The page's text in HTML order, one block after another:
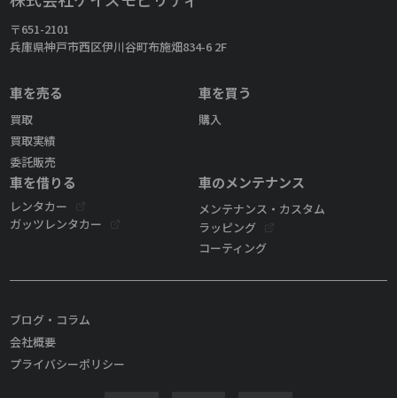
〒651-2101
兵庫県神戸市西区伊川谷町布施畑834-6 2F
車を売る
買取
買取実績
委託販売
車を買う
購入
車を借りる
レンタカー
ガッツレンタカー
車のメンテナンス
メンテナンス・カスタム
ラッピング
コーティング
ブログ・コラム
会社概要
プライバシーポリシー